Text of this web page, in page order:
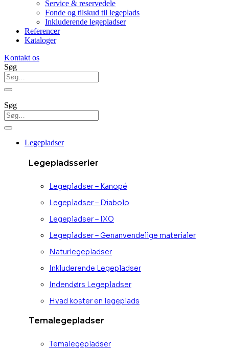
Service & reservedele
Fonde og tilskud til legeplads
Inkluderende legepladser
Referencer
Kataloger
Kontakt os
Søg
Søg
Legepladser
Legepladsserier
Legepladser – Kanopé
Legepladser – Diabolo
Legepladser – IXO
Legepladser – Genanvendelige materialer
Naturlegepladser
Inkluderende Legepladser
Indendørs Legepladser
Hvad koster en legeplads
Temalegepladser
Temalegepladser